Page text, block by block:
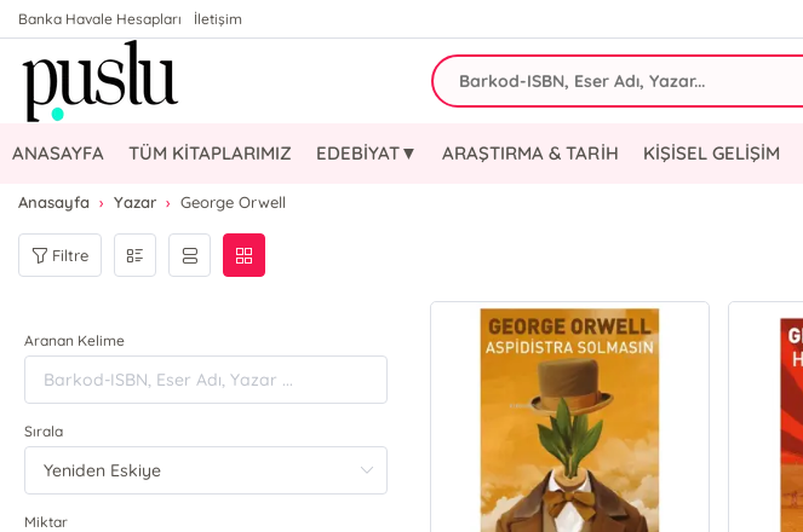
Banka Havale Hesapları İletişim
ANASAYFA TÜM KİTAPLARIMIZ EDEBİYAT▼ ARAŞTIRMA & TARİH KİŞİSEL GELİŞİM
Anasayfa Yazar George Orwell
Filtre
Aranan Kelime
Sırala
Miktar